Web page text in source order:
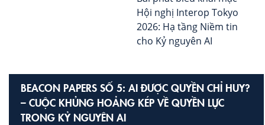
Hội nghị Interop Tokyo
2026: Hạ tầng Niềm tin
cho Kỷ nguyên AI
BEACON PAPERS SỐ 5: AI ĐƯỢC QUYỀN CHỈ HUY?
– CUỘC KHỦNG HOẢNG KÉP VỀ QUYỀN LỰC
TRONG KỶ NGUYÊN AI